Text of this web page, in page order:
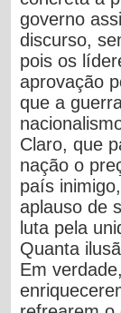
governo
discurso,
poisos
aprovação
que a
Claro, que
nação o
país inimigo,
aplauso de
luta pela
Quanta
Em